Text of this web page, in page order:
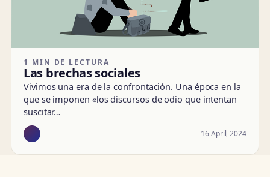
1 MIN DE LECTURA
Las brechas sociales
Vivimos una era de la confrontación. Una época en la
que se imponen «los discursos de odio que intentan
suscitar…
16 April, 2024